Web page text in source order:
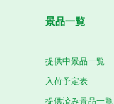
景品一覧
提供中景品一覧
入荷予定表
提供済み景品一覧